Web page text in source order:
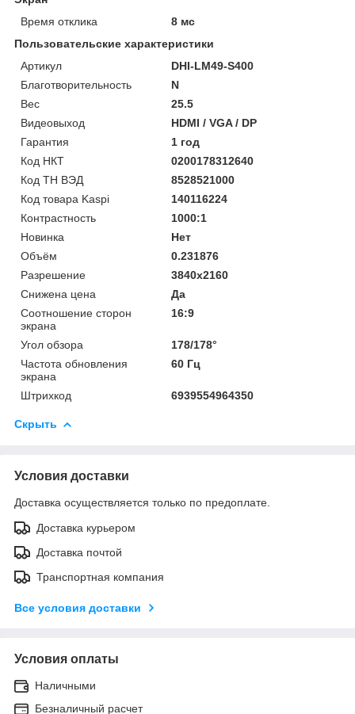
Время отклика
8 мс
Пользовательские характеристики
Артикул
DHI-LM49-S400
Благотворительность
N
Вес
25.5
Видеовыход
HDMI / VGA / DP
Гарантия
1 год
Код НКТ
0200178312640
Код ТН ВЭД
8528521000
Код товара Kaspi
140116224
Контрастность
1000:1
Новинка
Нет
Объём
0.231876
Разрешение
3840x2160
Снижена цена
Да
Соотношение сторон
экрана
16:9
Угол обзора
178/178°
Частота обновления
экрана
60 Гц
Штрихкод 6939554964350
Скрыть
Условия доставки
Доставка осуществляется только по предоплате.
Доставка курьером
Доставка почтой
Транспортная компания
Все условия доставки
Условия оплаты
Наличными
Безналичный расчет